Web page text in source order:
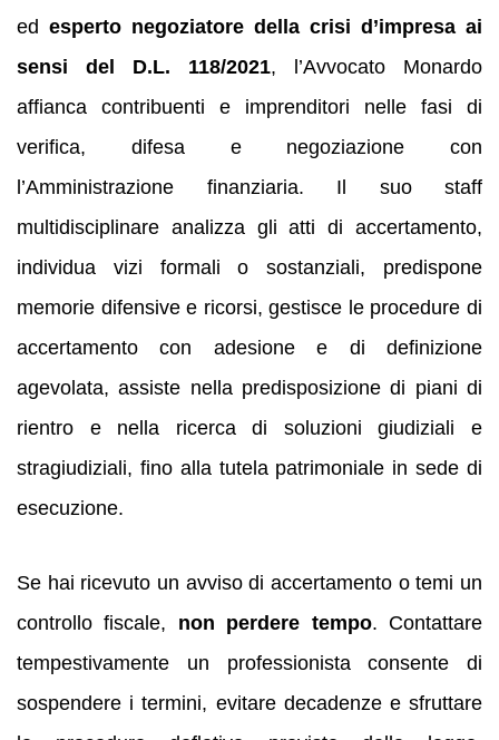
ed esperto negoziatore della crisi d’impresa ai
sensi del D.L. 118/2021, l’Avvocato Monardo
affianca contribuenti e imprenditori nelle fasi di
verifica, difesa e negoziazione con
l’Amministrazione finanziaria. Il suo staff
multidisciplinare analizza gli atti di accertamento,
individua vizi formali o sostanziali, predispone
memorie difensive e ricorsi, gestisce le procedure di
accertamento con adesione e di definizione
agevolata, assiste nella predisposizione di piani di
rientro e nella ricerca di soluzioni giudiziali e
stragiudiziali, fino alla tutela patrimoniale in sede di
esecuzione.
Se hai ricevuto un avviso di accertamento o temi un
controllo fiscale, non perdere tempo. Contattare
tempestivamente un professionista consente di
sospendere i termini, evitare decadenze e sfruttare